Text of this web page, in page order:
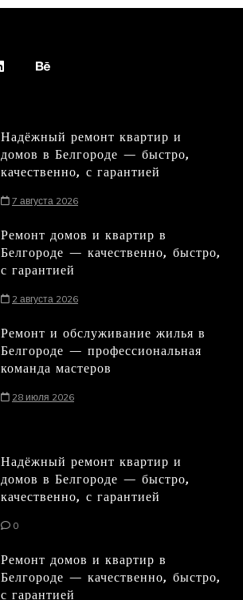
Надёжный ремонт квартир и
домов в Белгороде — быстро,
качественно, с гарантией
7 августа 2026
Ремонт домов и квартир в
Белгороде — качественно, быстро,
с гарантией
2 августа 2026
Ремонт и обслуживание жилья в
Белгороде — профессиональная
команда мастеров
28 июля 2026
Надёжный ремонт квартир и
домов в Белгороде — быстро,
качественно, с гарантией
0
Ремонт домов и квартир в
Белгороде — качественно, быстро,
с гарантией